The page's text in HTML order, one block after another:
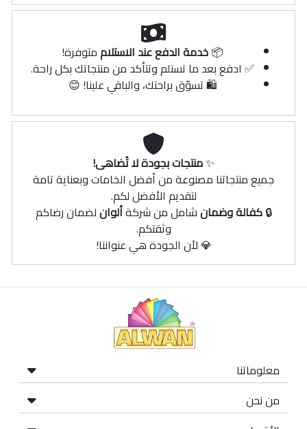
📦خدمة الدفع عند الاستلاممتوفرة!
✅ ادفع بعد ما تستلم وتتأكد من منتجاتك بكل راحة.
🛍️ تسوّق براحتك، والباقي علينا! 😊
✨منتجات بجودة لا تُضاهى!
جميع منتجاتنا مصنوعة من أفضل الخامات وبعناية تامة
لتقديم الأفضل لكم.
🔒كفالة وضمانشامل من شركةألوانلضمان رضاكم
وثقتكم.
💎 لأن الجودة هي عنواننا!
معلوماتنا
من نحن